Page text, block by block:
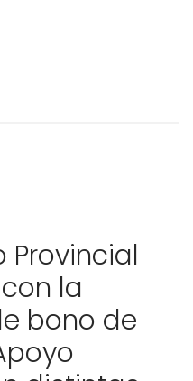
Provincial
la
bono de